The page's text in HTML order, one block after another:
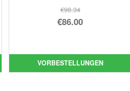
€98.34
Ursprünglicher
€98.34
€86.00
ist:
€86.00.
VORBESTELLUNGEN